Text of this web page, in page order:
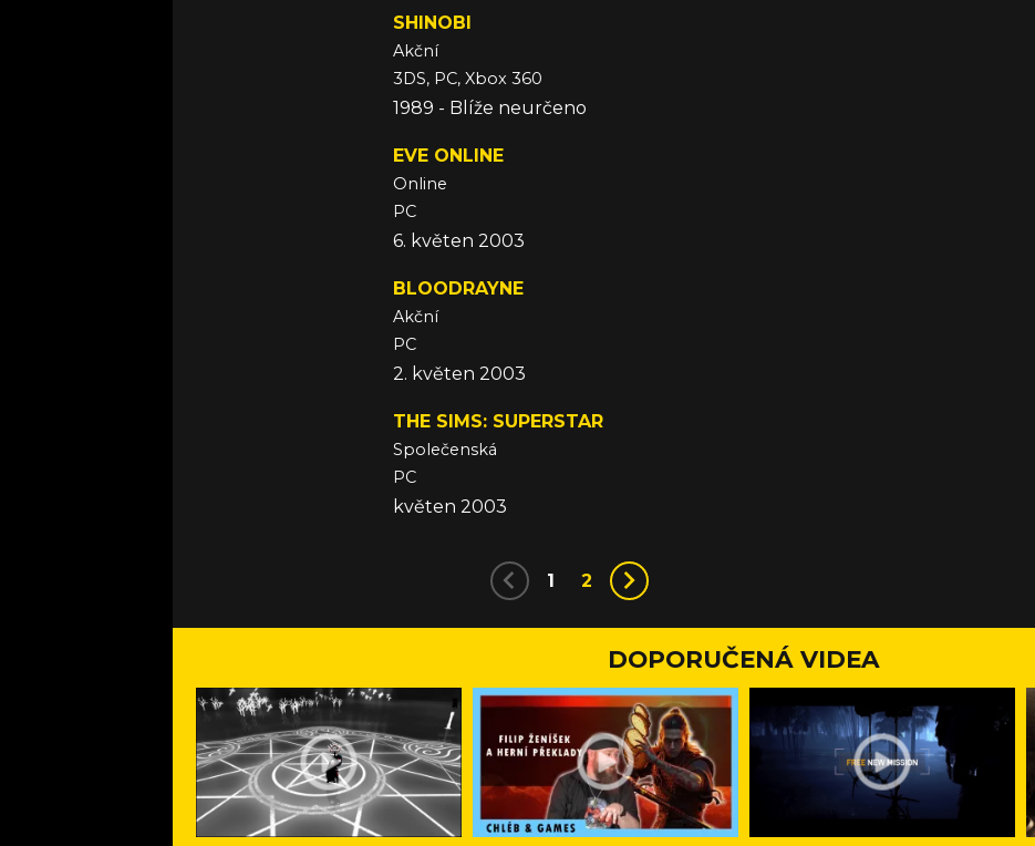
SHINOBI
Akční
3DS, PC, Xbox 360
1989 - Blíže neurčeno
EVE ONLINE
Online
PC
6. květen 2003
BLOODRAYNE
Akční
PC
2. květen 2003
THE SIMS: SUPERSTAR
Společenská
PC
květen 2003
1 2
DOPORUČENÁ VIDEA